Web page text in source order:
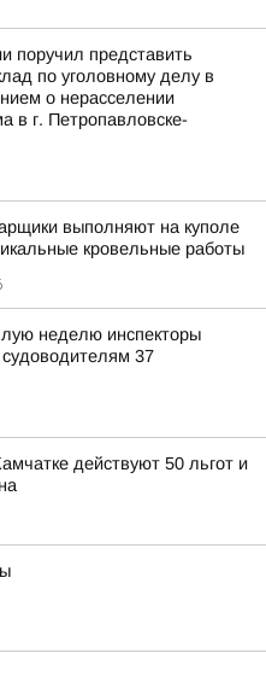
поручил представить
по уголовному делу в
о нерасселении
в г. Петропавловске-
выполняют на куполе
кровельные работы
неделю инспекторы
37
действуют 50 льгот и